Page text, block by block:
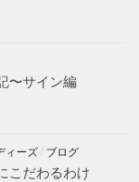
〜サイン編
ィーズ / ブログ
こだわるわけ